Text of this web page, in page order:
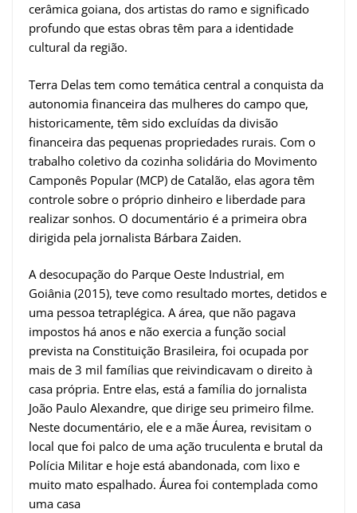
cerâmica goiana, dos artistas do ramo e significado
profundo que estas obras têm para a identidade
cultural da região.
Terra Delas tem como temática central a conquista da
autonomia financeira das mulheres do campo que,
historicamente, têm sido excluídas da divisão
financeira das pequenas propriedades rurais. Com o
trabalho coletivo da cozinha solidária do Movimento
Camponês Popular (MCP) de Catalão, elas agora têm
controle sobre o próprio dinheiro e liberdade para
realizar sonhos. O documentário é a primeira obra
dirigida pela jornalista Bárbara Zaiden.
A desocupação do Parque Oeste Industrial, em
Goiânia (2015), teve como resultado mortes, detidos e
uma pessoa tetraplégica. A área, que não pagava
impostos há anos e não exercia a função social
prevista na Constituição Brasileira, foi ocupada por
mais de 3 mil famílias que reivindicavam o direito à
casa própria. Entre elas, está a família do jornalista
João Paulo Alexandre, que dirige seu primeiro filme.
Neste documentário, ele e a mãe Áurea, revisitam o
local que foi palco de uma ação truculenta e brutal da
Polícia Militar e hoje está abandonada, com lixo e
muito mato espalhado. Áurea foi contemplada como
uma casa